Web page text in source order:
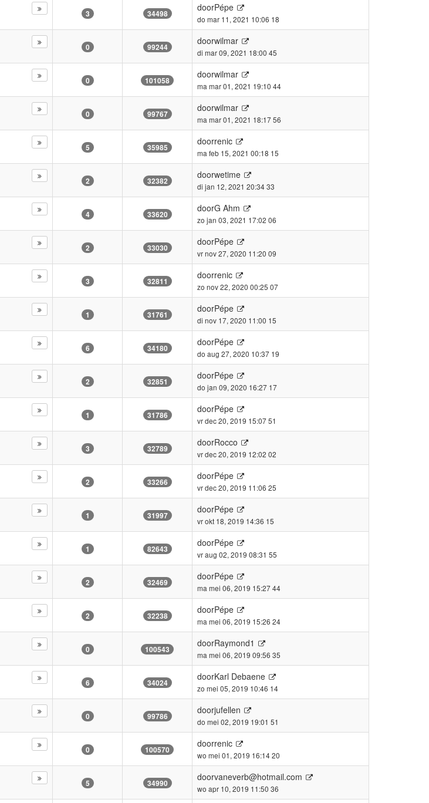
3 34498
doorPépe
do mar 11, 2021 10:06 18
0 99244
doorwilmar
di mar 09, 2021 18:00 45
0 101058
doorwilmar
ma mar 01, 2021 19:10 44
0 99767
doorwilmar
ma mar 01, 2021 18:17 56
5 35985
doorrenic
ma feb 15, 2021 00:18 15
2 32382
doorwetime
di jan 12, 2021 20:34 33
4 33620
doorG Ahm
zo jan 03, 2021 17:02 06
2 33030
doorPépe
vr nov 27, 2020 11:20 09
3 32811
doorrenic
zo nov 22, 2020 00:25 07
1 31761
doorPépe
di nov 17, 2020 11:00 15
6 34180
doorPépe
do aug 27, 2020 10:37 19
2 32851
doorPépe
do jan 09, 2020 16:27 17
1 31786
doorPépe
vr dec 20, 2019 15:07 51
3 32789
doorRocco
vr dec 20, 2019 12:02 02
2 33266
doorPépe
vr dec 20, 2019 11:06 25
1 31997
doorPépe
vr okt 18, 2019 14:36 15
1 82643
doorPépe
vr aug 02, 2019 08:31 55
2 32469
doorPépe
ma mei 06, 2019 15:27 44
2 32238
doorPépe
ma mei 06, 2019 15:26 24
0 100543
doorRaymond1
ma mei 06, 2019 09:56 35
6 34024
doorKarl Debaene
zo mei 05, 2019 10:46 14
0 99786
doorjufellen
do mei 02, 2019 19:01 51
0 100570
doorrenic
wo mei 01, 2019 16:14 20
5 34990
doorvaneverb@hotmail.com
wo apr 10, 2019 11:50 36